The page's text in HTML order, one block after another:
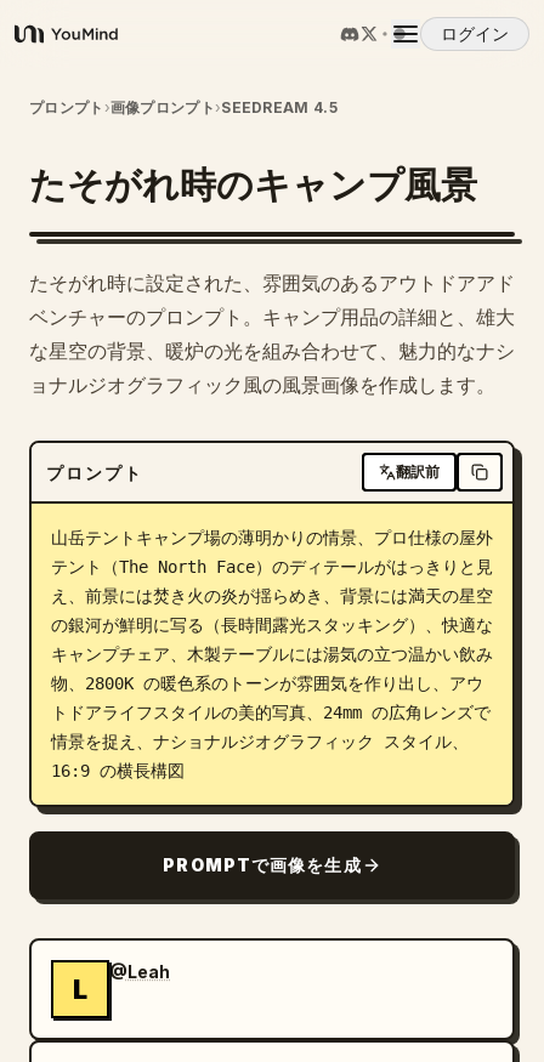
YouMind
ログイン
概要
ユースケース
プロンプト
ダウンロード
ブログ
更新情報
プロンプト ›画像プロンプト ›SEEDREAM 4.5
たそがれ時のキャンプ風景
たそがれ時に設定された、雰囲気のあるアウトドアアド
ベンチャーのプロンプト。キャンプ用品の詳細と、雄大
な星空の背景、暖炉の光を組み合わせて、魅力的なナシ
ョナルジオグラフィック風の風景画像を作成します。
プロンプト 翻訳前
山岳テントキャンプ場の薄明かりの情景、プロ仕様の屋外
テント（The North Face）のディテールがはっきりと見
え、前景には焚き火の炎が揺らめき、背景には満天の星空
の銀河が鮮明に写る（長時間露光スタッキング）、快適な
キャンプチェア、木製テーブルには湯気の立つ温かい飲み
物、2800K の暖色系のトーンが雰囲気を作り出し、アウ
トドアライフスタイルの美的写真、24mm の広角レンズで
情景を捉え、ナショナルジオグラフィック スタイル、
16:9 の横長構図
PROMPTで画像を生成
L
@Leah